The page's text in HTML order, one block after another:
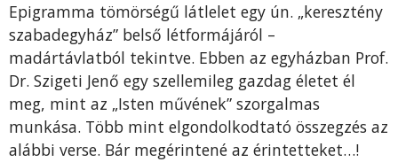
Epigramma tömörségű látlelet egy ún. „keresztény
szabadegyház” belső létformájáról –
madártávlatból tekintve. Ebben az egyházban Prof.
Dr. Szigeti Jenő egy szellemileg gazdag életet él
meg, mint az „Isten művének” szorgalmas
munkása. Több mint elgondolkodtató összegzés az
alábbi verse. Bár megérintené az érintetteket…!